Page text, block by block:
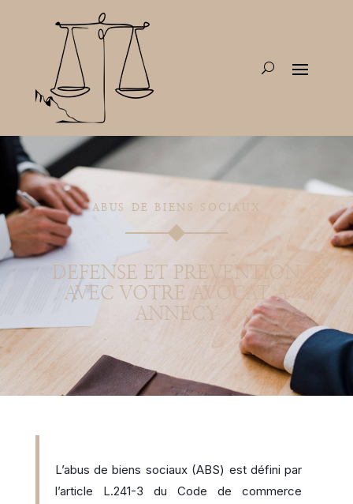
ABUS DE BIENS SOCIAUX
DEFENSE ET PREVENTION
AVEC VOTRE AVOCAT A
ANNECY
L’abus de biens sociaux (ABS) est défini par
l’article L.241-3 du Code de commerce